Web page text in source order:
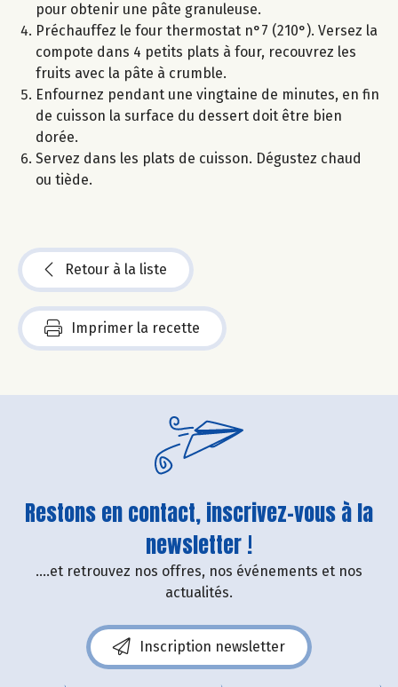
pour obtenir une pâte granuleuse.
Préchauffez le four thermostat n°7 (210°). Versez la
compote dans 4 petits plats à four, recouvrez les
fruits avec la pâte à crumble.
Enfournez pendant une vingtaine de minutes, en fin
de cuisson la surface du dessert doit être bien
dorée.
Servez dans les plats de cuisson. Dégustez chaud
ou tiède.
Retour à la liste
Imprimer la recette
Restons en contact, inscrivez-vous à la
newsletter !
....et retrouvez nos offres, nos événements et nos
actualités.
Inscription newsletter